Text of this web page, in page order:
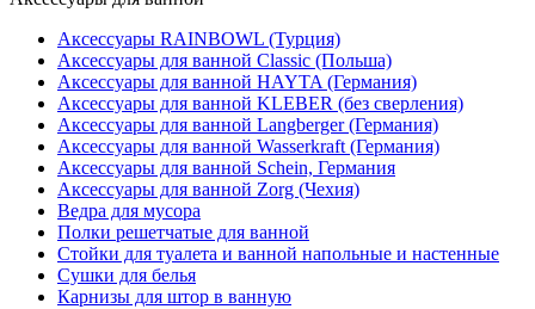
Аксессуары RAINBOWL (Турция)
Аксессуары для ванной Classic (Польша)
Аксессуары для ванной HAYTA (Германия)
Аксессуары для ванной KLEBER (без сверления)
Аксессуары для ванной Langberger (Германия)
Аксессуары для ванной Wasserkraft (Германия)
Аксессуары для ванной Schein, Германия
Аксессуары для ванной Zorg (Чехия)
Ведра для мусора
Полки решетчатые для ванной
Стойки для туалета и ванной напольные и настенные
Сушки для белья
Карнизы для штор в ванную